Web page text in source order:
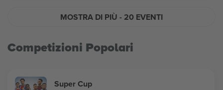
MOSTRA DI PIÙ - 20 EVENTI
Competizioni Popolari
Super Cup